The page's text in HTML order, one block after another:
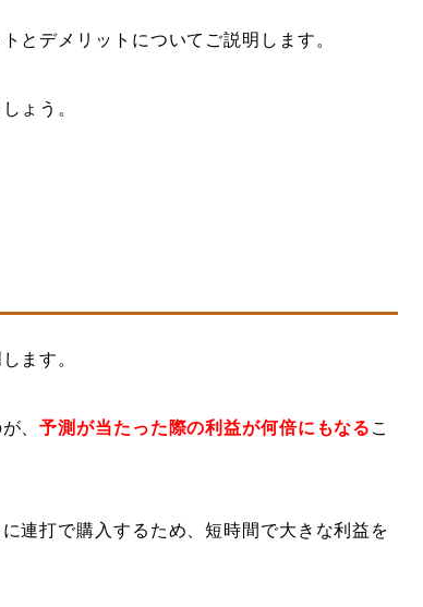
とデメリットについてご説明します。
ょう。
ます。
、予測が当たった際の利益が何倍にもなる こ
連打で購入するため、短時間で大きな利益を